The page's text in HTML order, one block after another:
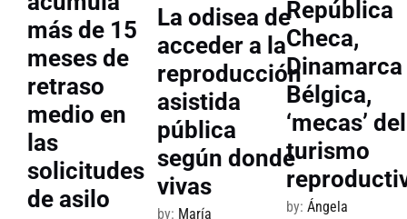
más de 15
meses de
retraso
medio en
las
solicitudes
de asilo
La odisea de
acceder a la
reproducción
asistida
pública
según donde
vivas
by: María
República
Checa,
Dinamarca
Bélgica,
‘mecas’ del
turismo
by:Ángela